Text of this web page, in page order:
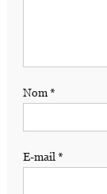
Nom*
E-mail *